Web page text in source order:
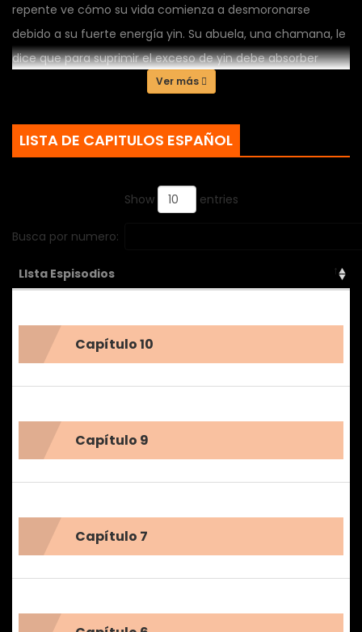
repente ve cómo su vida comienza a desmoronarse
debido a su fuerte energía yin. Su abuela, una chamana, le
dice que para suprimir el exceso de yin debe absorber
energía yang… durmiendo con un hombre lleno de
durante una cena de empresa se siente atraída por la
intensa energía yang de su jefe de equipo, Gong Taesu, y
“¿No recuerdas esa noche? Eyaculaste en mi cara”.
Ver más
LISTA DE CAPITULOS ESPAÑOL
Show entries
Busca por numero:
LIsta Espisodios
Capítulo 10
Capítulo 9
Capítulo 7